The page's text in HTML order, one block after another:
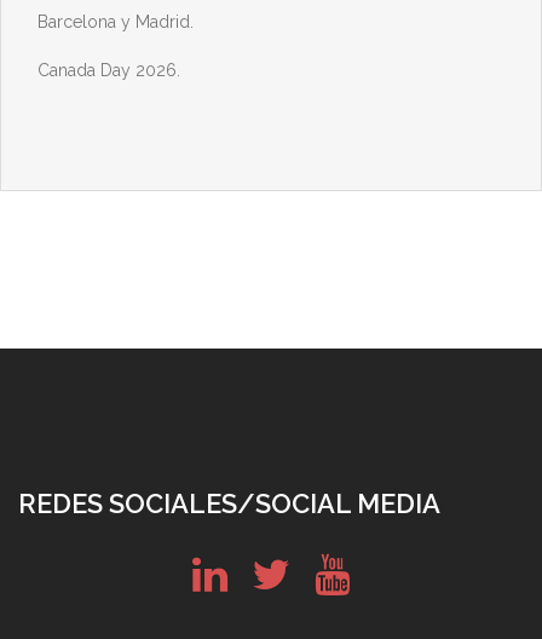
Barcelona y Madrid.
Canada Day 2026.
REDES SOCIALES/SOCIAL MEDIA